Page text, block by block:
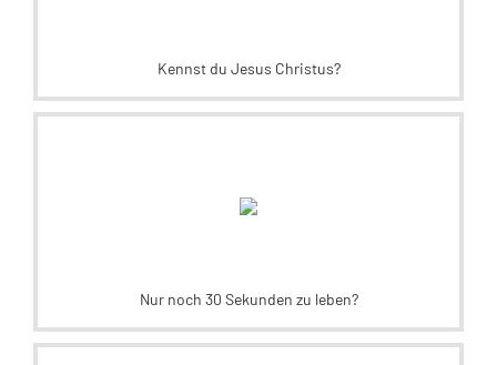
Kennst du Jesus Christus?
Nur noch 30 Sekunden zu leben?